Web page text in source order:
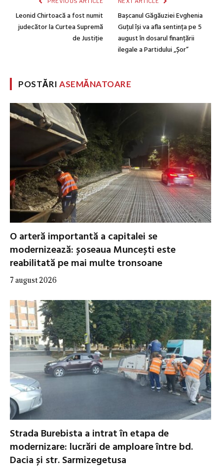
Leonid Chirtoacă a fost numit
judecător la Curtea Supremă
de Justiție
Bașcanul Găgăuziei Evghenia
Guțul își va afla sentința pe 5
august în dosarul finanțării
ilegale a Partidului „Șor”
POSTĂRIASEMĂNATOARE
O arteră importantă a capitalei se
modernizează: șoseaua Muncești este
reabilitată pe mai multe tronsoane
7 august 2026
Strada Burebista a intrat în etapa de
modernizare: lucrări de amploare între bd.
Dacia și str. Sarmizegetusa